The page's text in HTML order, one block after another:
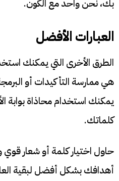
بك، نحن واحد مع الكون.
العبارات الأفضل
الطرق الأخرى التي يمكنك
هي ممارسة التأكيدات أو
يمكنك استخدام محاذاة بوابة
كلماتك.
حاول اختيار كلمة أو شعار
أهدافك بشكل أفضل لبقية